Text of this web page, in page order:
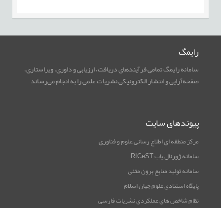
رایمگ
سامانه رایمگ تمامی فرآیندهای دریافت، ارزیابی و داوری، ویراستاری،
صفحه‌آرایی و انتشار الکترونیکی نشریات علمی را به انجام می‌رساند
پیوندهای سایت
مرکز منطقه ای اطلاع رسانی علوم و فناوری
سامانه ژورنال یاب RICeST
سامانه تولید منابع برون متنی
پایگاه استنادی علوم جهان اسلام
نظام شاخص های عملکردی نشریات فارسی